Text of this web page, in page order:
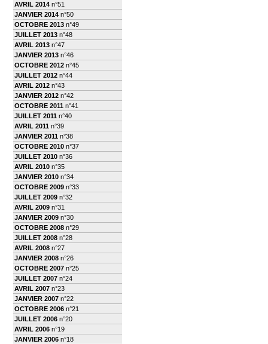
AVRIL 2014 n°51
JANVIER 2014 n°50
OCTOBRE 2013 n°49
JUILLET 2013 n°48
AVRIL 2013 n°47
JANVIER 2013 n°46
OCTOBRE 2012 n°45
JUILLET 2012 n°44
AVRIL 2012 n°43
JANVIER 2012 n°42
OCTOBRE 2011 n°41
JUILLET 2011 n°40
AVRIL 2011 n°39
JANVIER 2011 n°38
OCTOBRE 2010 n°37
JUILLET 2010 n°36
AVRIL 2010 n°35
JANVIER 2010 n°34
OCTOBRE 2009 n°33
JUILLET 2009 n°32
AVRIL 2009 n°31
JANVIER 2009 n°30
OCTOBRE 2008 n°29
JUILLET 2008 n°28
AVRIL 2008 n°27
JANVIER 2008 n°26
OCTOBRE 2007 n°25
JUILLET 2007 n°24
AVRIL 2007 n°23
JANVIER 2007 n°22
OCTOBRE 2006 n°21
JUILLET 2006 n°20
AVRIL 2006 n°19
JANVIER 2006 n°18